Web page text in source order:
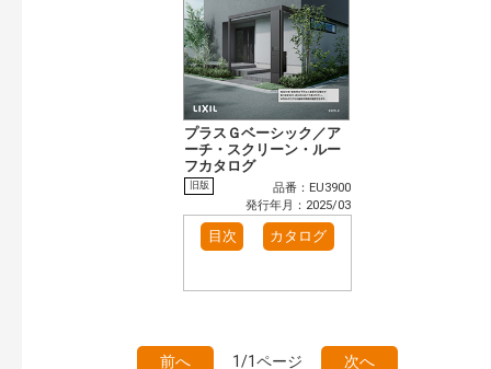
プラスＧベーシック／ア
ーチ・スクリーン・ルー
フカタログ
旧版
品番：EU3900
発行年月：2025/03
目次 カタログ
前へ 1/1ページ 次へ